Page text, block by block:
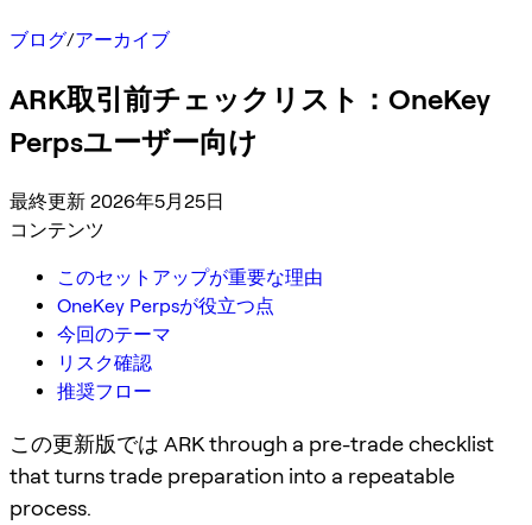
ブログ/アーカイブ
ARK取引前チェックリスト：OneKey
Perpsユーザー向け
最終更新 2026年5月25日
コンテンツ
このセットアップが重要な理由
OneKey Perpsが役立つ点
今回のテーマ
リスク確認
推奨フロー
この更新版では ARK through a pre-trade checklist
that turns trade preparation into a repeatable
process.